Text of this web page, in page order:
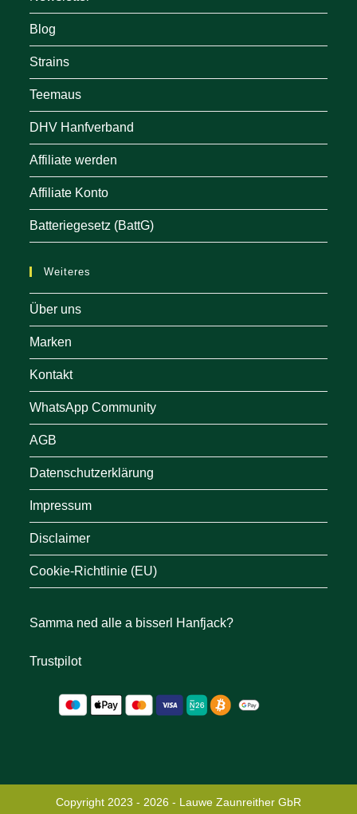
Blog
Strains
Teemaus
DHV Hanfverband
Affiliate werden
Affiliate Konto
Batteriegesetz (BattG)
Weiteres
Über uns
Marken
Kontakt
WhatsApp Community
AGB
Datenschutzerklärung
Impressum
Disclaimer
Cookie-Richtlinie (EU)
Samma ned alle a bisserl Hanfjack?
Trustpilot
Copyright 2023 - 2026 - Lauwe Zaunreither GbR